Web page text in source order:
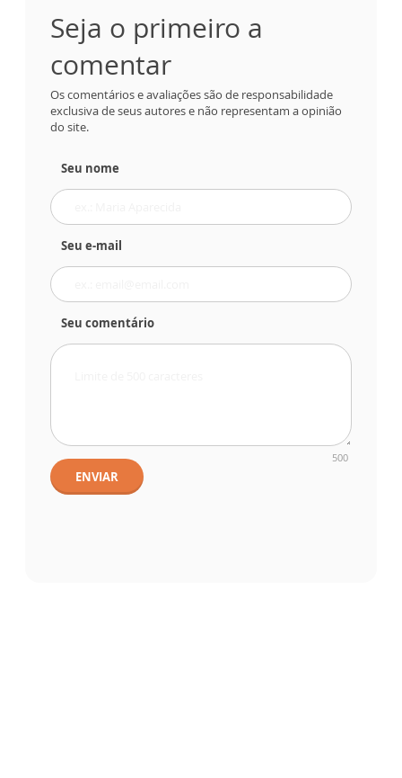
Seja o primeiro a
comentar
Os comentários e avaliações são de responsabilidade
exclusiva de seus autores e não representam a opinião
do site.
Seu nome
Seu e-mail
Seu comentário
500
ENVIAR